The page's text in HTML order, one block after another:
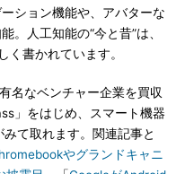
ション機能や、アバターな
。人工知能の“今と昔”は、
く書かれています。
名なベンチャー企業を買収
」をはじめ、スマート機器
て取れます。関連記事と
やグランドキャニ